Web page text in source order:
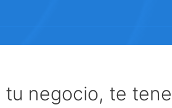
negocio, te